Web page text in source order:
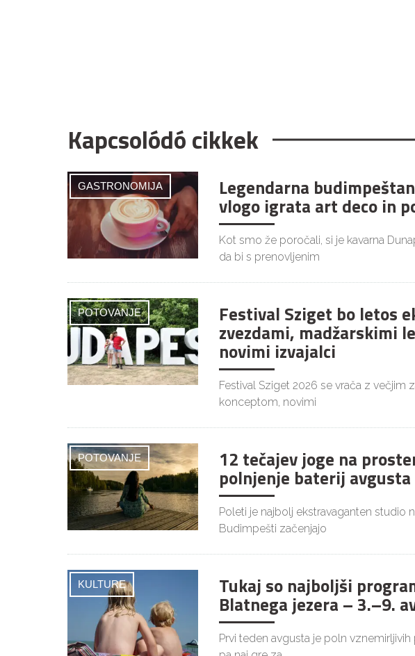
Kapcsolódó cikkek
GASTRONOMIJA Legendarna
vlogo igrata art deco in
Kot smo že poročali, si je kavarna
da bi s prenovljenim
POTOVANJE Festival Sziget bo letos
zvezdami, madžarskimi
novimi izvajalci
Festival Sziget 2026 se vrača z
konceptom, novimi
POTOVANJE 12 tečajev joge na
polnjenje baterij avgusta
Poleti je najbolj ekstravaganten studio
Budimpešti začenjajo
KULTURE Tukaj so najboljši
Blatnega jezera – 3.–9.
Prvi teden avgusta je poln